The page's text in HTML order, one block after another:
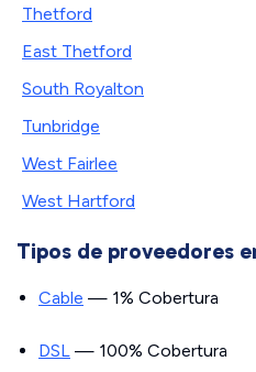
Thetford
East Thetford
South Royalton
Tunbridge
West Fairlee
West Hartford
Tipos de proveedores
Cable — 1% Cobertura
DSL — 100% Cobertura